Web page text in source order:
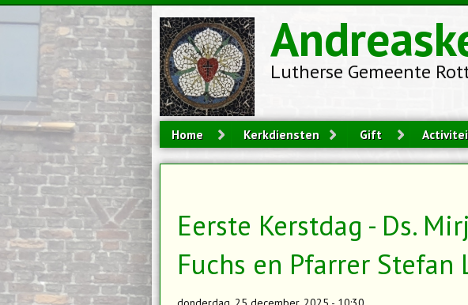
Overslaan en naar de inhoud gaan
Lutherse Gemeente
Home Kerkdiensten Gift
Eerste Kerstdag - Ds.
Fuchs en Pfarrer Stefan